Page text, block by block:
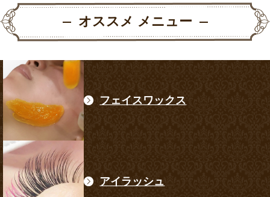
オススメ メニュー
フェイスワックス
アイラッシュ